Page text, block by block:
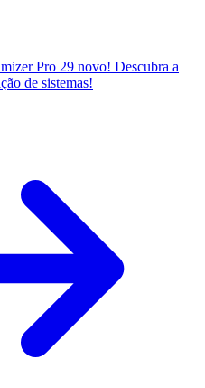
Pro 29 novo! Descubra a
de sistemas!